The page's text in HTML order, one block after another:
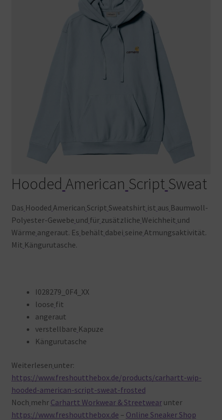
Hooded American Script Sweat
Das Hooded American Script Sweatshirt ist aus Baumwoll-
Polyester-Gewebe und für zusätzliche Weichheit und
Wärme angeraut. Es behält dabei seine Atmungsaktivität.
Mit Kängurutasche.
I028279_0F4_XX
loose fit
angeraut
verstellbare Kapuze
Kängurutasche
Weiterlesen unter:
https://www.freshoutthebox.de/products/carhartt-wip-
hooded-american-script-sweat-frosted
Noch mehr Carhartt Workwear & Streetwearunter
https://www.freshoutthebox.de – Online Sneaker Shop